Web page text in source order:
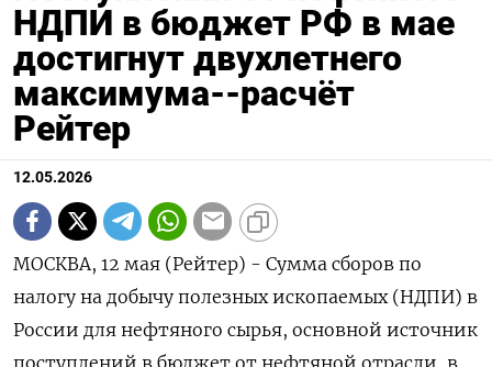
НДПИ в бюджет РФ в мае
достигнут двухлетнего
максимума--расчёт
Рейтер
12.05.2026
МОСКВА, 12 мая (Рейтер) - Сумма сборов по
налогу на добычу полезных ископаемых (НДПИ) в
России для нефтяного сырья, основной источник
поступлений в бюджет от нефтяной отрасли, в